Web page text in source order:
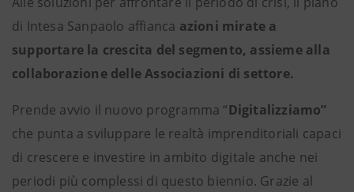
di Intesa Sanpaolo affianca azioni mirate a
supportare la crescita del segmento, assieme alla
collaborazione delle Associazioni di settore.
Prende avvio il nuovo programma “Digitalizziamo”
che punta a sviluppare le realtà imprenditoriali capaci
di crescere e investire in ambito digitale anche nei
periodi più complessi di questo biennio. Grazie al